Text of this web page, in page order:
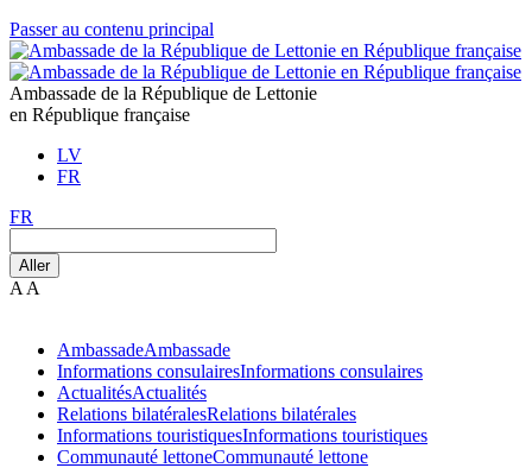
Passer au contenu principal
Ambassade de la République de Lettonie
en République française
LV
FR
FR
Aller
A A
AmbassadeAmbassade
Informations consulairesInformations consulaires
ActualitésActualités
Relations bilatéralesRelations bilatérales
Informations touristiquesInformations touristiques
Communauté lettoneCommunauté lettone